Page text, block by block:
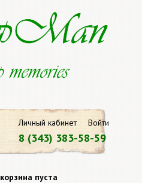
Личный кабинет Войти
8 (343) 383-58-59
пуста